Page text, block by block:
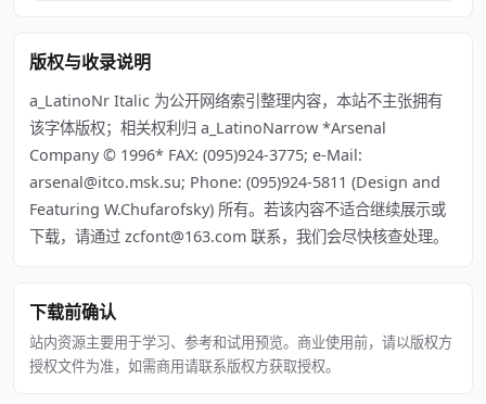
版权与收录说明
a_LatinoNr Italic 为公开网络索引整理内容，本站不主张拥有
该字体版权；相关权利归 a_LatinoNarrow *Arsenal
Company © 1996* FAX: (095)924-3775; e-Mail:
arsenal@itco.msk.su; Phone: (095)924-5811 (Design and
Featuring W.Chufarofsky) 所有。若该内容不适合继续展示或
下载，请通过 zcfont@163.com 联系，我们会尽快核查处理。
下载前确认
站内资源主要用于学习、参考和试用预览。商业使用前，请以版权方
授权文件为准，如需商用请联系版权方获取授权。